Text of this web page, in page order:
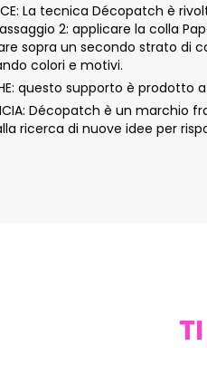
La tecnica Décopatch è
2: applicare la colla
sopra un secondo strato di
colori e motivi.
questo supporto è
Décopatch è un
ricerca di nuove idee per